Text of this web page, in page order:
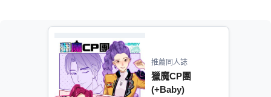
推薦同人誌
獵魔CP團
(+Baby)